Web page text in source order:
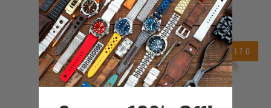
$53.99
Esaurito
ESAURITO